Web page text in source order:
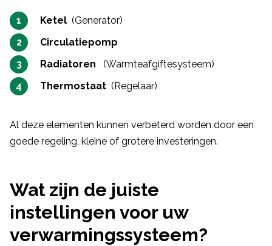
Ketel (Generator)
Circulatiepomp
Radiatoren
(Warmteafgiftesysteem)
Thermostaat (Regelaar)
Al deze elementen kunnen verbeterd worden door een
goede regeling, kleine of grotere investeringen.
Wat zijn de juiste
instellingen voor uw
verwarmingssysteem?